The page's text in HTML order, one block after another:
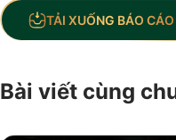
TẢI XUỐNG BÁO CÁO
Bài viết cùng